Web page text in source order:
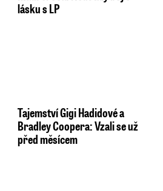
lásku s LP
Tajemství Gigi Hadidové a
Bradley Coopera: Vzali se už
před měsícem